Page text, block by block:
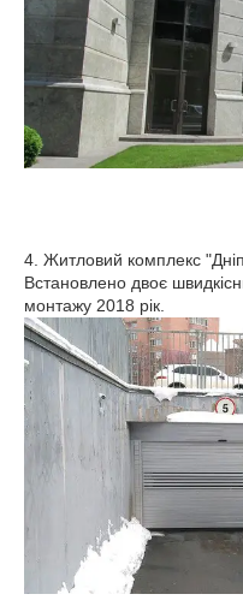
4. Житловий комплекс
Встановлено двоє
монтажу 2018 рік.